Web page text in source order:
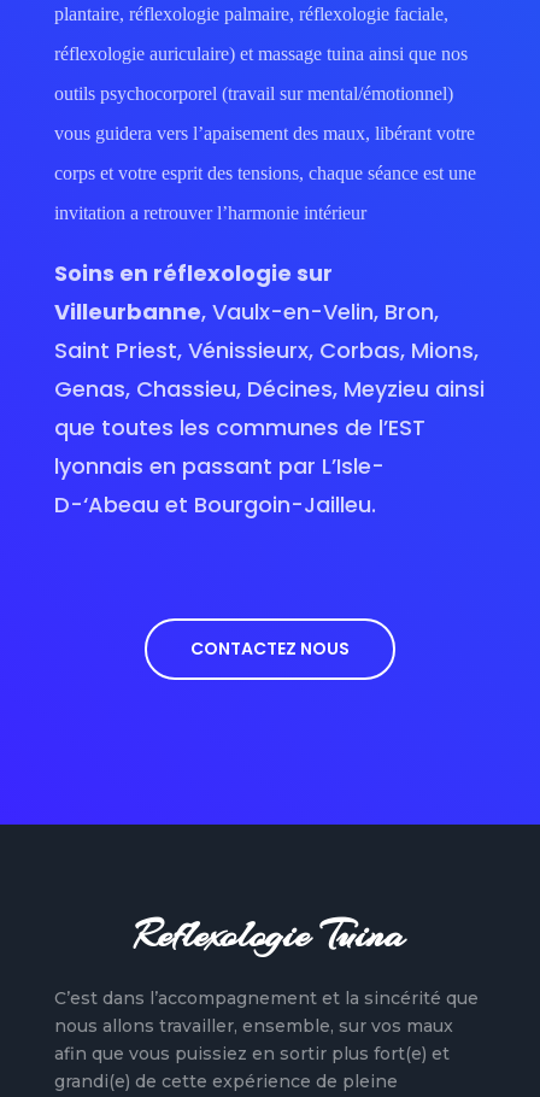
plantaire, réflexologie palmaire, réflexologie faciale,
réflexologie auriculaire) et massage tuina ainsi que nos
outils psychocorporel (travail sur mental/émotionnel)
vous guidera vers l’apaisement des maux, libérant votre
corps et votre esprit des tensions, chaque séance est une
invitation a retrouver l’harmonie intérieur
Soins en réflexologie sur
Villeurbanne, Vaulx-en-Velin, Bron,
Saint Priest, Vénissieurx, Corbas, Mions,
Genas, Chassieu, Décines, Meyzieu ainsi
que toutes les communes de l’EST
lyonnais en passant par L’Isle-
D-‘Abeau et Bourgoin-Jailleu.
CONTACTEZ NOUS
Reflexologie Tuina
C’est dans l’accompagnement et la sincérité que
nous allons travailler, ensemble, sur vos maux
afin que vous puissiez en sortir plus fort(e) et
grandi(e) de cette expérience de pleine